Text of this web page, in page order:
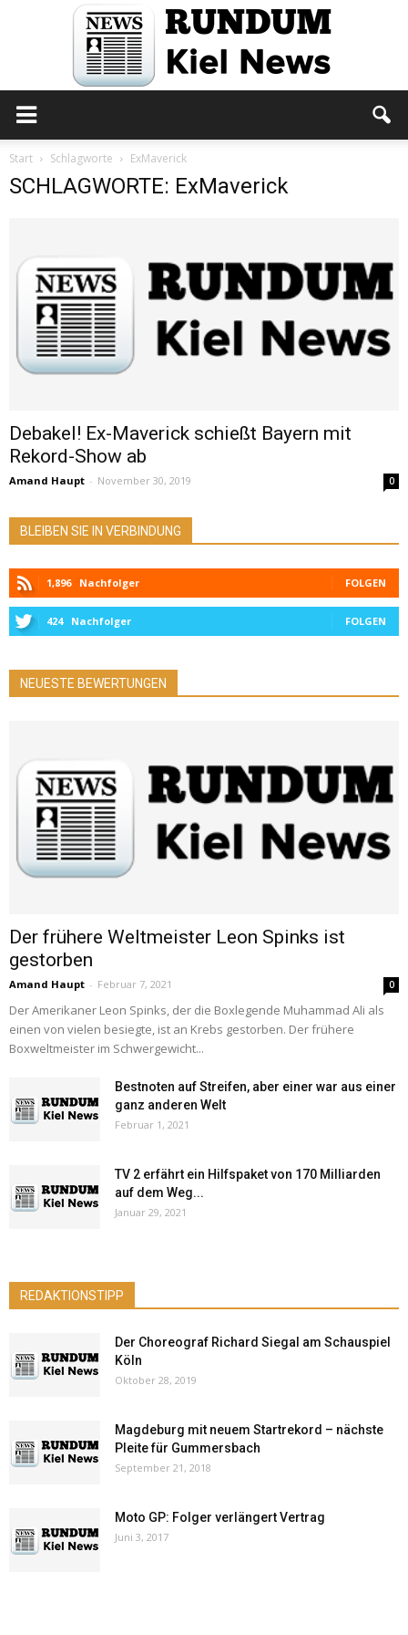
News
Start Schlagworte ExMaverick
SCHLAGWORTE: ExMaverick
Debakel! Ex-Maverick schießt Bayern mit
Rekord-Show ab
Amand Haupt - November 30, 2019 0
BLEIBEN SIE IN VERBINDUNG
1,896 Nachfolger FOLGEN
424 Nachfolger FOLGEN
NEUESTE BEWERTUNGEN
Der frühere Weltmeister Leon Spinks ist
gestorben
Amand Haupt - Februar 7, 2021 0
Der Amerikaner Leon Spinks, der die Boxlegende Muhammad Ali als
einen von vielen besiegte, ist an Krebs gestorben. Der frühere
Boxweltmeister im Schwergewicht...
Bestnoten auf Streifen, aber einer war aus einer
ganz anderen Welt
Februar 1, 2021
TV 2 erfährt ein Hilfspaket von 170 Milliarden
auf dem Weg...
Januar 29, 2021
REDAKTIONSTIPP
Der Choreograf Richard Siegal am Schauspiel
Köln
Oktober 28, 2019
Magdeburg mit neuem Startrekord – nächste
Pleite für Gummersbach
September 21, 2018
Moto GP: Folger verlängert Vertrag
Juni 3, 2017